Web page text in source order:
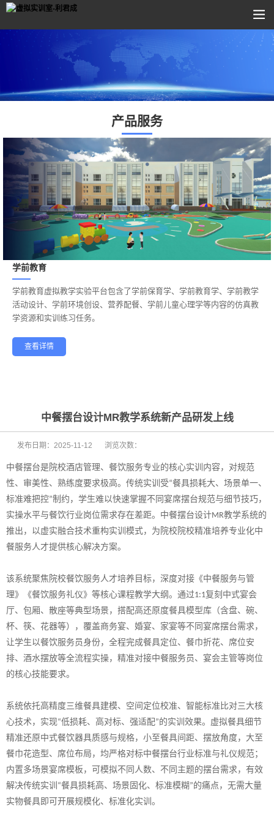
产品服务
学前教育
——
学前教育虚拟教学实验平台包含了学前保育学、学前教育学、学前教学
活动设计、学前环境创设、营养配餐、学前儿童心理学等内容的仿真教
学资源和实训练习任务。
查看详情
健康养老 家政服务
中餐摆台设计MR教学系统新产品研发上线
发布日期： 2025-11-12 浏览次数：
中餐摆台是院校酒店管理、餐饮服务专业的核心实训内容，对规范
性、审美性、熟练度要求极高。传统实训受“餐具损耗大、场景单一、
标准难把控”制约，学生难以快速掌握不同宴席摆台规范与细节技巧，
实操水平与餐饮行业岗位需求存在差距。中餐摆台设计MR教学系统的
推出，以虚实融合技术重构实训模式，为 院校院校精准培养专业化中
餐服务人才提供核心解决方案。
该系统聚焦 院校餐饮服务人才培养目标，深度对接《中餐服务与管
理》《餐饮服务礼仪》等核心课程教学大纲。通过1:1复刻中式宴会
厅、包厢、散座等典型场景，搭配高还原度餐具模型库（含盘、碗、
杯、筷、花器等），覆盖商务宴、婚宴、家宴等不同宴席摆台需求，
让学生以餐饮服务员身份，全程完成餐具定位、餐巾折花、席位安
排、酒水摆放等全流程实操，精准对接中餐服务员、宴会主管等岗位
的核心技能要求。
系统依托高精度三维餐具建模、空间定位校准、智能标准比对三大核
心技术，实现“低损耗、高对标、强适配”的实训效果。虚拟餐具细节
精准还原中式餐饮器具质感与规格，小至餐具间距、摆放角度，大至
餐巾花造型、席位布局，均严格对标中餐摆台行业标准与礼仪规范；
内置多场景宴席模板，可模拟不同人数、不同主题的摆台需求，有效
解决传统实训 “餐具损耗高、场景固化、标准模糊”的痛点，无需大量
实物餐具即可开展规模化、标准化实训。